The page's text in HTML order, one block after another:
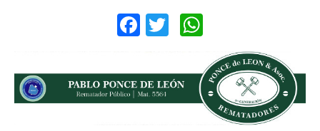
Facebook
Twitter